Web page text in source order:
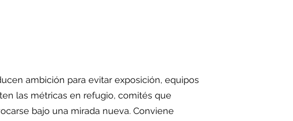
ambición para evitar exposición, equipos
las métricas en refugio, comités que
bajo una mirada nueva. Conviene